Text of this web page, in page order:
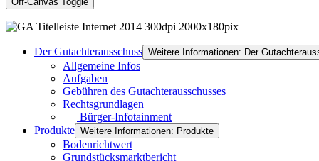
Der Gutachterausschuss Weitere Informationen: Der
Allgemeine Infos
Aufgaben
Gebühren des Gutachterausschusses
Rechtsgrundlagen
Bürger-Infotainment
Produkte Weitere Informationen: Produkte
Bodenrichtwert
Grundstücksmarktbericht